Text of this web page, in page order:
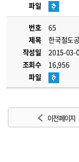
파일
번호
65
제목
한국철도
작성일
2015-03-
조회수
16,956
파일
이전 페이지